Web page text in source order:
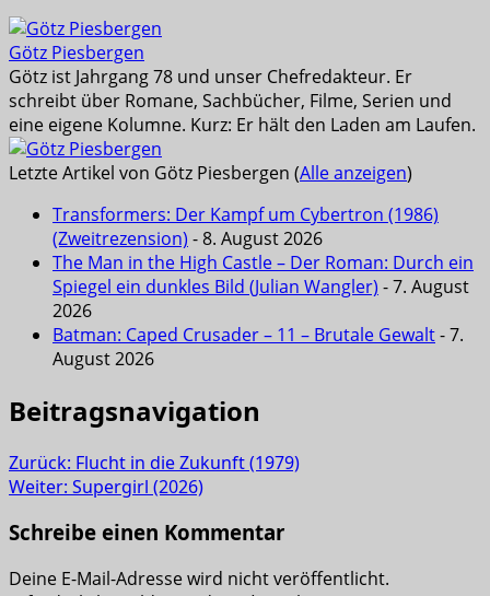
Götz Piesbergen
Götz ist Jahrgang 78 und unser Chefredakteur. Er
schreibt über Romane, Sachbücher, Filme, Serien und
eine eigene Kolumne. Kurz: Er hält den Laden am Laufen.
Letzte Artikel von Götz Piesbergen (Alle anzeigen)
Transformers: Der Kampf um Cybertron (1986)
(Zweitrezension) - 8. August 2026
The Man in the High Castle – Der Roman: Durch ein
Spiegel ein dunkles Bild (Julian Wangler) - 7. August
2026
Batman: Caped Crusader – 11 – Brutale Gewalt- 7.
August 2026
Beitragsnavigation
Zurück: Flucht in die Zukunft (1979)
Weiter: Supergirl (2026)
Schreibe einen Kommentar
Deine E-Mail-Adresse wird nicht veröffentlicht.